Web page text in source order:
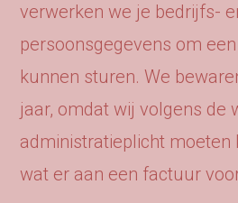
verwerken we je bedrijfs-
persoonsgegevens om
kunnen sturen. We
jaar, omdat wij volgens de
administratieplicht moeten
wat er aan een factuur